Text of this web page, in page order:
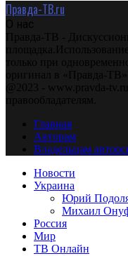
Правда-ТВ.ru
О нас
Правда-ТВ -
только при
оригинал в «Правда-ТВ»
@2023 - www.pravda-
правообладателям.
Главная
Авторам
Владельцам
Новости
Украина
Юрий
Михаил
Россия
Мир
ТВ Онлайн